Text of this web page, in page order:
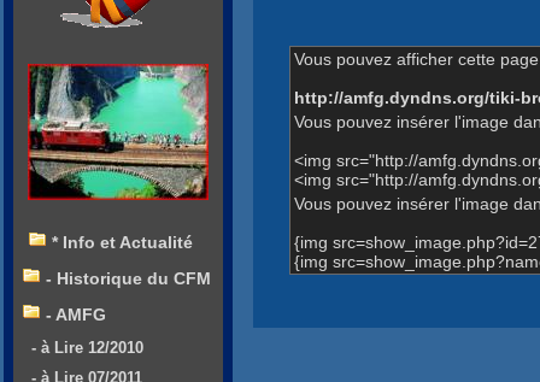
Vous pouvez afficher cette
http://amfg.dyndns.org/tiki-
Vous pouvez insérer l'image
<img src="http://
<img src="http://
Vous pouvez insérer l'image
{img
{img
* Info et Actualité
- Historique du CFM
- AMFG
- à Lire 12/2010
- à Lire 07/2011